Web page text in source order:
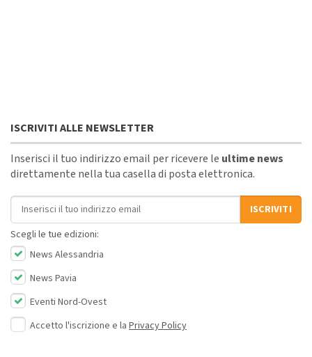
ISCRIVITI ALLE NEWSLETTER
Inserisci il tuo indirizzo email per ricevere le ultime news
direttamente nella tua casella di posta elettronica.
Indirizzo email
ISCRIVITI
Scegli le tue edizioni:
News Alessandria
News Pavia
Eventi Nord-Ovest
Accetto l'iscrizione e la Privacy Policy